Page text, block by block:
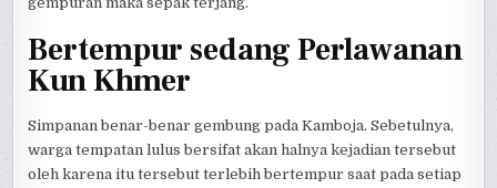
Bertempur sedang Perlawanan
Kun Khmer
Simpanan benar-benar gembung pada Kamboja. Sebetulnya,
warga tempatan lulus bersifat akan halnya kejadian tersebut
oleh karena itu tersebut terlebih bertempur saat pada setiap